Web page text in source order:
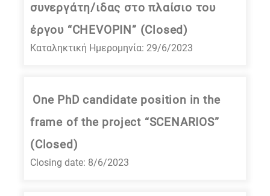
συνεργάτη/ιδας στο πλαίσιο του
έργου “CHEVOPIN” (Closed)
Καταληκτική Ημερομηνία: 29/6/2023
One PhD candidate position in the
frame of the project “SCENARIOS”
(Closed)
Closing date: 8/6/2023